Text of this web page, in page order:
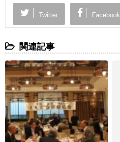
Twitter Facebook
関連記事